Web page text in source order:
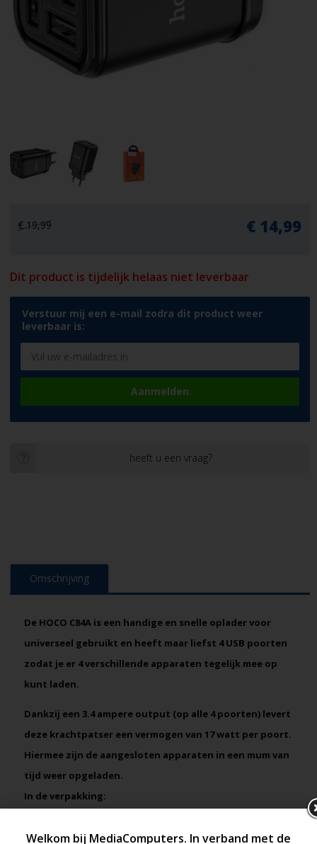
€ 19,99 € 14,99
Dit product is tijdelijk helaas niet leverbaar
Verstuur mij een e-mail zodra dit product weer
leverbaar is:
Aanmelden
heeft u een vraag?
Omschrijving
De HOCO C84A is een handige en snelle oplader voor
universeel gebruikt en heeft maar liefst 4 USB poorten
zodat je er 4 verschillende apparaten tegelijk mee op
kunt laden.
Dankzij een 3.4 ampere output (op alle 4 poorten) levert
deze krachtpatser een vermogen van 17 watt per poort.
Hiermee zijn de aangesloten apparaten in een mum van
tijd weer opgeladen.
In de verpakking:
✔ Handleiding